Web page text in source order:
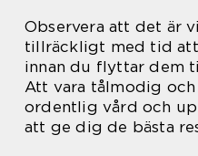
Observera att det är
tillräckligt med tid
innan du flyttar dem
Att vara tålmodig
ordentlig vård och
att ge dig de bästa